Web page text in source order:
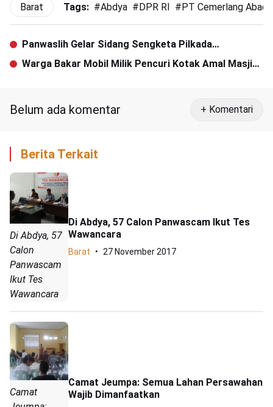
Barat Tags: #Abdya #DPR RI #PT Cemerlang Abadi
Panwaslih Gelar Sidang Sengketa Pilkada
Subulussalam
Warga Bakar Mobil Milik Pencuri Kotak Amal Masjid,
Belum ada komentar + Komentari
Berita Terkait
Di Abdya, 57
Calon
Panwascam
Ikut Tes
Wawancara
Di Abdya, 57 Calon Panwascam Ikut Tes
Wawancara
Barat 27 November 2017
Camat
Camat Jeumpa: Semua Lahan Persawahan
Wajib Dimanfaatkan